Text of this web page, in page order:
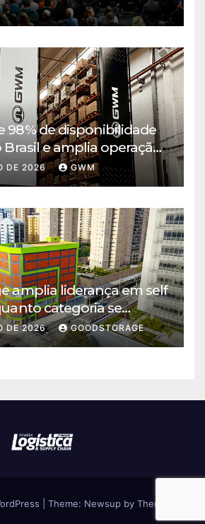
98% de disponibilidade
Brasil e amplia operação
Cajamar
DE 2026 GWM
amplia liderança em self
categoria se
São Paulo
DE 2026 GOODSTORAGE
Theme: Newsup by Themeansar